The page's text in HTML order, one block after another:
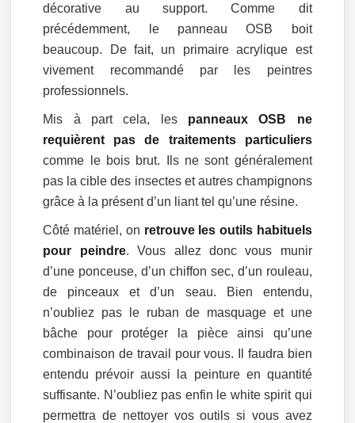
décorative au support. Comme dit
précédemment, le panneau OSB boit
beaucoup. De fait, un primaire acrylique est
vivement recommandé par les peintres
professionnels.
Mis à part cela, les panneaux OSB ne
requièrent pas de traitements particuliers
comme le bois brut. Ils ne sont généralement
pas la cible des insectes et autres champignons
grâce à la présent d’un liant tel qu’une résine.
Côté matériel, on retrouve les outils habituels
pour peindre. Vous allez donc vous munir
d’une ponceuse, d’un chiffon sec, d’un rouleau,
de pinceaux et d’un seau. Bien entendu,
n’oubliez pas le ruban de masquage et une
bâche pour protéger la pièce ainsi qu’une
combinaison de travail pour vous. Il faudra bien
entendu prévoir aussi la peinture en quantité
suffisante. N’oubliez pas enfin le white spirit qui
permettra de nettoyer vos outils si vous avez